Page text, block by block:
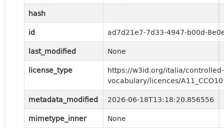
hash
id
ad7d21e7-7d33-4947-b00d-
last_modified
None
license_type
https://w3id.org/italia/controlled-
vocabulary/licences/A11_CCO10
metadata_modified
2026-06-18T13:18:20.856556
mimetype_inner
None